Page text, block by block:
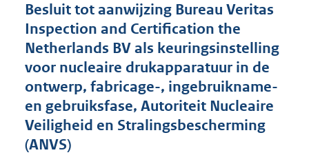
d
s
g
o
o
t
e
Besluit tot aanwijzing Bureau Veritas
Inspection and Certification the
Netherlands BV als keuringsinstelling
voor nucleaire drukapparatuur in de
ontwerp, fabricage-, ingebruikname-
en gebruiksfase, Autoriteit Nucleaire
Veiligheid en Stralingsbescherming
(ANVS)